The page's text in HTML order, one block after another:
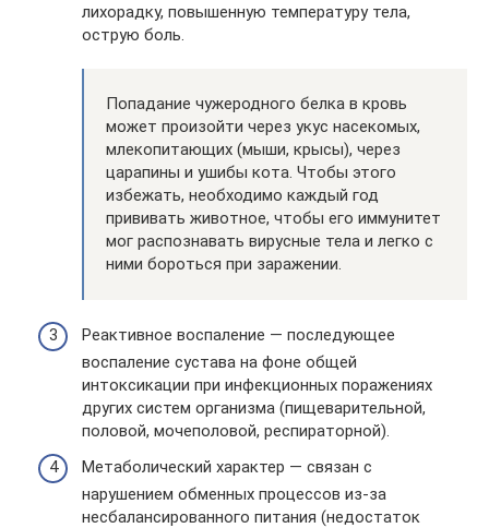
лихорадку, повышенную температуру тела,
острую боль.
Попадание чужеродного белка в кровь
может произойти через укус насекомых,
млекопитающих (мыши, крысы), через
царапины и ушибы кота. Чтобы этого
избежать, необходимо каждый год
прививать животное, чтобы его иммунитет
мог распознавать вирусные тела и легко с
ними бороться при заражении.
Реактивное воспаление — последующее
воспаление сустава на фоне общей
интоксикации при инфекционных поражениях
других систем организма (пищеварительной,
половой, мочеполовой, респираторной).
Метаболический характер — связан с
нарушением обменных процессов из-за
несбалансированного питания (недостаток